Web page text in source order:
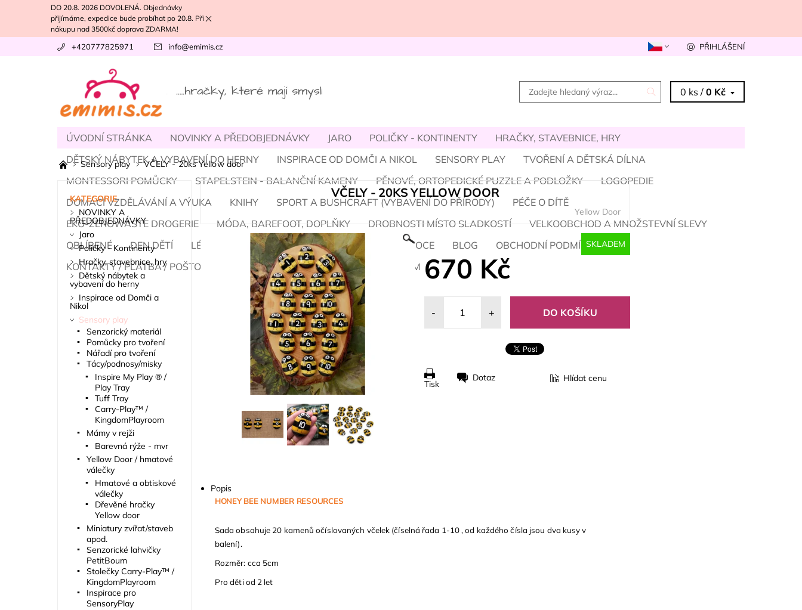
DO 20.8. 2026 DOVOLENÁ. Objednávky
přijímáme, expedice bude probíhat po 20.8. Při
nákupu nad 3500kč doprava ZDARMA!
+420777825971 info@emimis.cz PŘIHLÁŠENÍ
0 ks /0 Kč
ÚVODNÍ STRÁNKA NOVINKY A PŘEDOBJEDNÁVKY JARO POLIČKY - KONTINENTY
HRAČKY, STAVEBNICE, HRY
DĚTSKÝ NÁBYTEK A VYBAVENÍ DO HERNY
INSPIRACE OD DOMČI A NIKOL SENSORY PLAY
TVOŘENÍ A DĚTSKÁ DÍLNA
MONTESSORI POMŮCKY
STAPELSTEIN - BALANČNÍ KAMENY PĚNOVÉ, ORTOPEDICKÉ PUZZLE A PODLOŽKY
LOGOPEDIE
DOMÁCÍ VZDĚLÁVÁNÍ A VÝUKA
KNIHY SPORT A BUSHCRAFT (VYBAVENÍ DO PŘÍRODY)
PÉČE O DÍTĚ
EKO-ZEROWASTE DROGERIE
MÓDA, BAREFOOT, DOPLŇKY DROBNOSTI MÍSTO SLADKOSTÍ
VELKOOBCHOD A MNOŽSTEVNÍ SLEVY
OBLÍBENÉ
DEN DĚTÍ LÉTO PODZIM A HALLOWEEN ZIMA A VÁNOCE BLOG
OBCHODNÍ PODMÍNKY
KONTAKTY / PLATBA / POŠTOVNÉ
NÁŠ TÝM / O NÁS PROVIZNÍ SYSTÉM
Sensory play VČELY - 20ks Yellow door
VČELY - 20KS YELLOW DOOR
Yellow Door
SKLADEM
670 Kč
- +
Tisk
Dotaz Hlídat cenu
Popis
HONEY BEE NUMBER RESOURCES
Sada obsahuje 20 kamenů očíslovaných včelek (číselná řada 1-10 , od každého čísla jsou dva kusy v
balení).
Rozměr: cca 5cm
Pro děti od 2 let
KATEGORIE
NOVINKY A
PŘEDOBJEDNÁVKY
Jaro
Poličky - Kontinenty
Hračky, stavebnice, hry
Dětský nábytek a
vybavení do herny
Inspirace od Domči a
Nikol
Sensory play
Senzorický materiál
Pomůcky pro tvoření
Nářadí pro tvoření
Tácy/podnosy/misky
Inspire My Play ® /
Play Tray
Tuff Tray
Carry-Play™ /
KingdomPlayroom
Mámy v rejži
Barevná rýže - mvr
Yellow Door / hmatové
válečky
Hmatové a obtiskové
válečky
Dřevěné hračky
Yellow door
Miniatury zvířat/staveb
apod.
Senzorické lahvičky
PetitBoum
Stolečky Carry-Play™ /
KingdomPlayroom
Inspirace pro
SensoryPlay